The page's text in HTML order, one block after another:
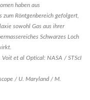
haben aus
Röntgenbereich gefolgert,
sowohl Gas aus ihrer
Schwarzes Loch
et al Optical: NASA / STScI
/ U. Maryland / M.